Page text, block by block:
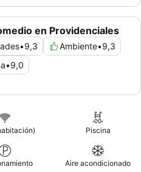
en Providenciales
•9,3 Ambiente•9,3
•9,0
Piscina
Aire acondicionado